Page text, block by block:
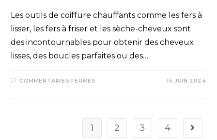
Les outils de coiffure chauffants comme les fers à
lisser, les fers à friser et les sèche-cheveux sont
des incontournables pour obtenir des cheveux
lisses, des boucles parfaites ou des…
COMMENTAIRES FERMÉS 15 JUIN 2024
1 2 3 4